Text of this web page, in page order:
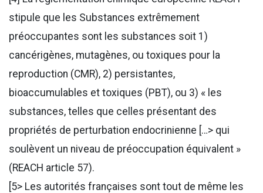
stipule que les Substances extrêmement
préoccupantes sont les substances soit 1)
cancérigènes, mutagènes, ou toxiques pour la
reproduction (CMR), 2) persistantes,
bioaccumulables et toxiques (PBT), ou 3) « les
substances, telles que celles présentant des
propriétés de perturbation endocrinienne […> qui
soulèvent un niveau de préoccupation équivalent »
(REACH article 57).
[5> Les autorités françaises sont tout de même les